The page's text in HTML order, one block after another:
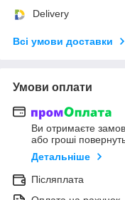
Delivery
Всі умови доставки
Умови оплати
Ви отримаєте
або гроші
Детальніше
Післяплата